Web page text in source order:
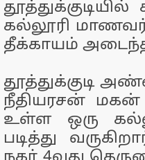
கல்லூரி மாணவர்
தீக்காயம்
தூத்துக்குடி
நீதியரசன் மகன்
உள்ள ஒரு
படித்து